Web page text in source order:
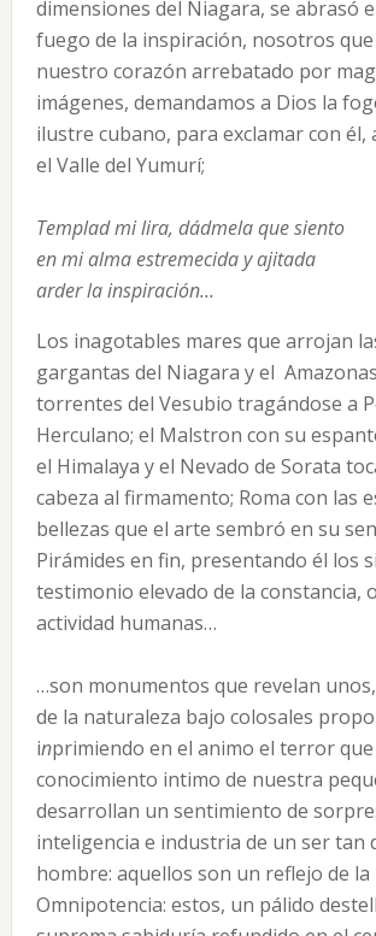
dimensiones del Niagara, se abrasó
fuego de la inspiración, nosotros
nuestro corazón arrebatado por
imágenes, demandamos a Dios la
ilustre cubano, para exclamar con él,
el Valle del Yumurí;
Templad mi lira, dádmela que siento
en mi alma estremecida y ajitada
arder la inspiración...
Los inagotables mares que arrojan
gargantas del Niagara y el
torrentes del Vesubio tragándose a
Herculano; el Malstron con su
el Himalaya y el Nevado de Sorata
cabeza al firmamento; Roma con las
bellezas que el arte sembró en su
Pirámides en fin, presentando él los
testimonio elevado de la constancia,
actividad humanas…
…son monumentos que revelan
de la naturaleza bajo colosales
inprimiendo en el animo el terror
conocimiento intimo de nuestra
desarrollan un sentimiento de
inteligencia e industria de un ser tan
hombre: aquellos son un reflejo de la
Omnipotencia: estos, un pálido